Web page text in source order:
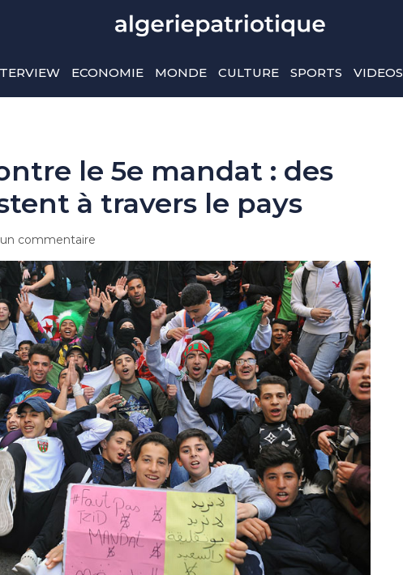
ECONOMIE MONDE CULTURE SPORTS VIDEOS
le 5e mandat : des
à travers le pays
commentaire